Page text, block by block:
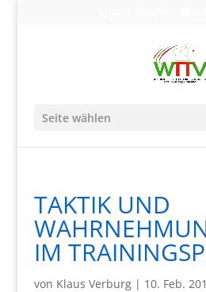
Seite wählen
TAKTIK UND
IM
von Klaus Verburg| 10. Feb.